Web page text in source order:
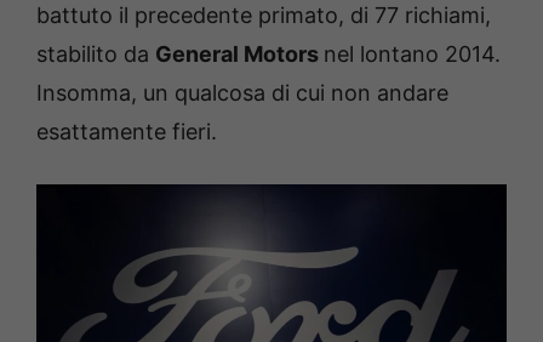
battuto il precedente primato, di 77 richiami,
stabilito da General Motors nel lontano 2014.
Insomma, un qualcosa di cui non andare
esattamente fieri.